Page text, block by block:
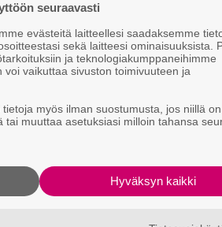
ja joitakin omia
tuttu vanhoista
Juhan
kokeilla tehdä jotain
Onko lopputulos
seuraavasti
evästeitä laitteellesi saadaksemme
sekä laitteesi ominaisuuksista.
ja teknologiakumppaneihimme
vaikuttaa sivuston toimivuuteen ja
myös ilman suostumusta, jos niillä
muuttaa asetuksiasi milloin tahansa
Hyväksyn kaikki